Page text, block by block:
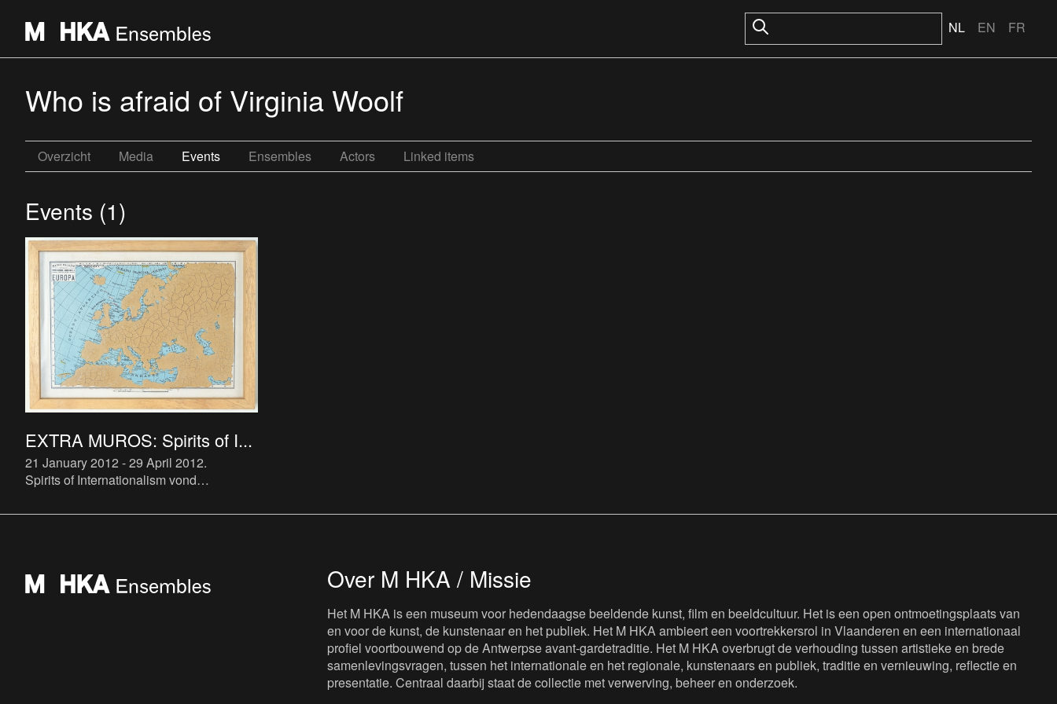
NL EN FR
Who is afraid of Virginia Woolf
Overzicht Media Events Ensembles Actors Linked items
Events (1)
EXTRA MUROS: Spirits of I...
21 January 2012 - 29 April 2012.
Spirits of Internationalism vond
Abbemuseum in Eindhoven en in het M
Over M HKA / Missie
Het M HKA is een museum voor hedendaagse beeldende kunst, film en beeldcultuur. Het is een open ontmoetingsplaats van
en voor de kunst, de kunstenaar en het publiek. Het M HKA ambieert een voortrekkersrol in Vlaanderen en een internationaal
profiel voortbouwend op de Antwerpse avant-gardetraditie. Het M HKA overbrugt de verhouding tussen artistieke en brede
samenlevingsvragen, tussen het internationale en het regionale, kunstenaars en publiek, traditie en vernieuwing, reflectie en
presentatie. Centraal daarbij staat de collectie met verwerving, beheer en onderzoek.